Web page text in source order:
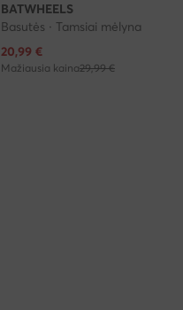
BATWHEELS
Basutės · Tamsiai mėlyna
Dabartinė kaina
20,99 €
Mažiausia kaina29,99 €